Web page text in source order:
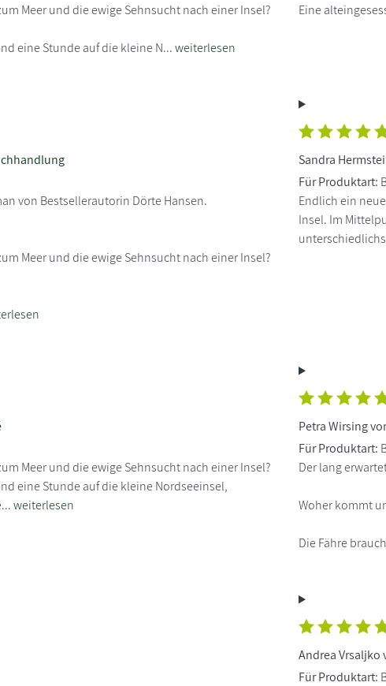
Meer und die ewige Sehnsucht nach einer Insel?
eine Stunde auf die kleine N...weiterlesen
Eine
von Bestsellerautorin Dörte Hansen.
Meer und die ewige Sehnsucht nach einer Insel?
Sandra
Für Produktart:
Endlich ein
Insel. Im
Meer und die ewige Sehnsucht nach einer Insel?
eine Stunde auf die kleine Nordseeinsel,
weiterlesen
Petra Wirsing
Für Produktart:
Der lang
Woher kommt
Die Fähre
Andrea Vrsaljko
Für Produktart: